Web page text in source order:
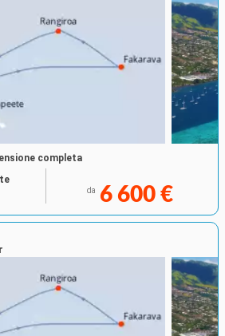
completa
da 6 600 €